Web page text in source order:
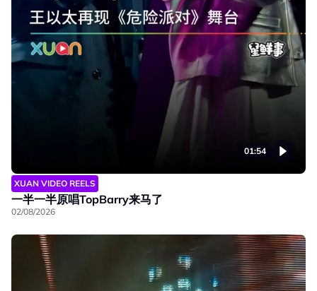
01:54
XUAN VIDEO REELS
一半一半原唱TopBarry来马了
02/08/2026